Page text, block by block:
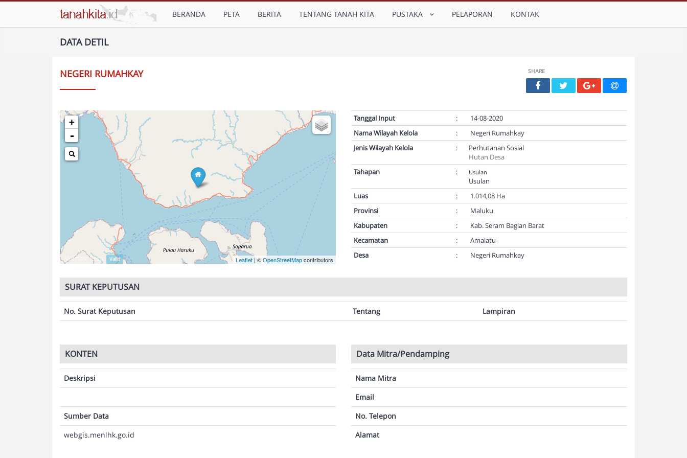
BERANDA PETA BERITA TENTANG TANAH KITA PUSTAKA PELAPORAN KONTAK
DATA DETIL
NEGERI RUMAHKAY SHARE
+
-
Leaflet | ©OpenStreetMapcontributors
Validasi Peta: Valid
Tanggal Input :
14-08-2020
Nama Wilayah Kelola
:
Negeri Rumahkay
Jenis Wilayah Kelola
:
Perhutanan Sosial
Hutan Desa
Tahapan
: Usulan
Usulan
Luas
:
1.014,08 Ha
Provinsi
:
Maluku
Kabupaten
:
Kab. Seram Bagian Barat
Kecamatan
:
Amalatu
Desa
: Negeri Rumahkay
SURAT KEPUTUSAN
No. Surat Keputusan Tentang Lampiran
KONTEN
Deskripsi
Sumber Data
webgis.menlhk.go.id
Data Mitra/Pendamping
Nama Mitra
Email
No. Telepon
Alamat